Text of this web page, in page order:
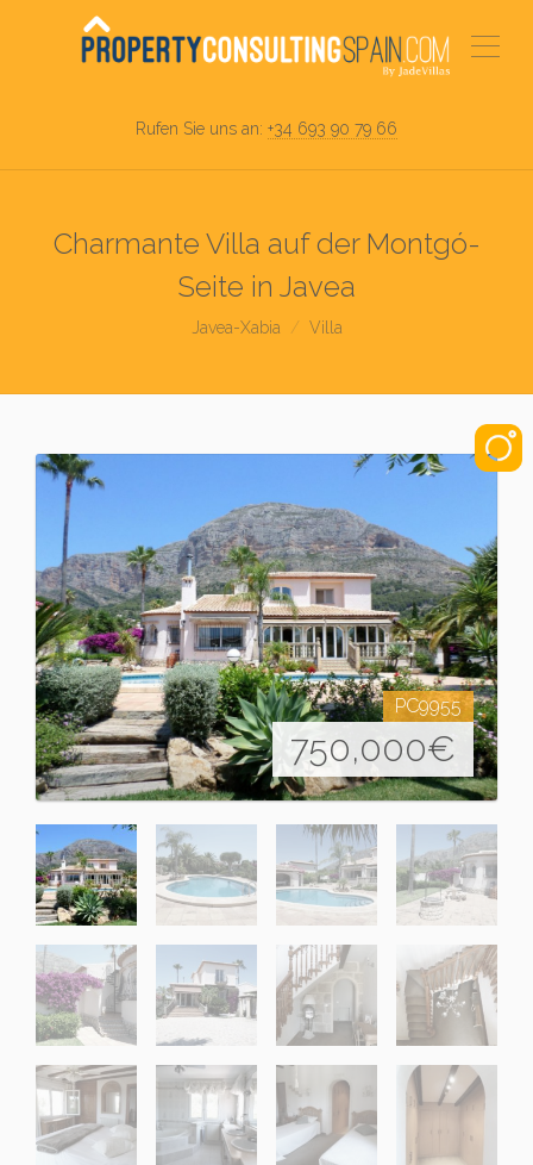
Rufen Sie uns an: +34 693 90 79 66
Charmante Villa auf der Montgó-
Seite in Javea
Javea-Xabia Villa
PC9955
750,000€